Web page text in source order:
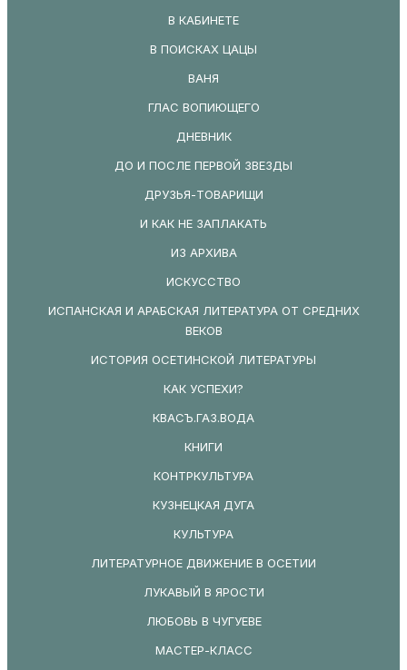
В КАБИНЕТЕ
В ПОИСКАХ ЦАЦЫ
ВАНЯ
ГЛАС ВОПИЮЩЕГО
ДНЕВНИК
ДО И ПОСЛЕ ПЕРВОЙ ЗВЕЗДЫ
ДРУЗЬЯ-ТОВАРИЩИ
И КАК НЕ ЗАПЛАКАТЬ
ИЗ АРХИВА
ИСКУССТВО
ИСПАНСКАЯ И АРАБСКАЯ ЛИТЕРАТУРА ОТ СРЕДНИХ
ВЕКОВ
ИСТОРИЯ ОСЕТИНСКОЙ ЛИТЕРАТУРЫ
КАК УСПЕХИ?
КВАСЪ.ГАЗ.ВОДА
КНИГИ
КОНТРКУЛЬТУРА
КУЗНЕЦКАЯ ДУГА
КУЛЬТУРА
ЛИТЕРАТУРНОЕ ДВИЖЕНИЕ В ОСЕТИИ
ЛУКАВЫЙ В ЯРОСТИ
ЛЮБОВЬ В ЧУГУЕВЕ
МАСТЕР-КЛАСС